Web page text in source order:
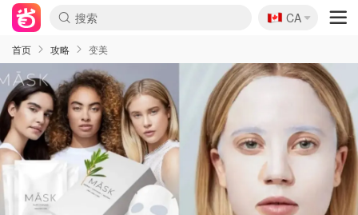
🇨🇦
CA
首页 攻略 变美